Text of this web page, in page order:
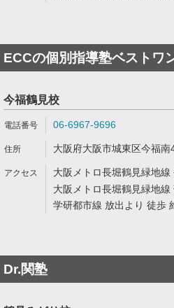
ECCの個別指導塾ベストワ
今福鶴見校
06-6967-9696
大阪府大阪市城東区今福南
大阪メトロ長堀鶴見緑地
大阪メトロ長堀鶴見緑地
学研都市線 放出より 徒歩
Dr.関塾